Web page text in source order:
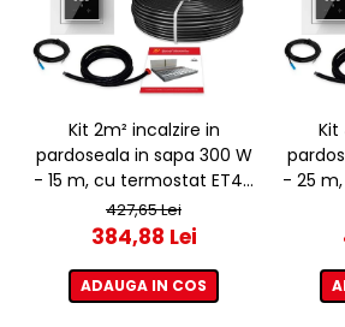
Kit 2m² incalzire in
pardoseala in sapa 300 W
- 15 m, cu termostat ET44
WIFI
427,65 Lei
384,88 Lei
ADAUGA IN COS
Kit
- 25